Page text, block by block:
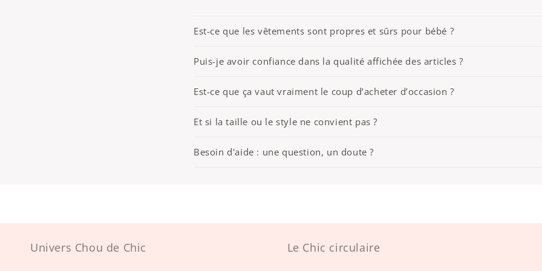
Est-ce que les vêtements sont propres et sûrs pour bébé ?
Puis-je avoir confiance dans la qualité affichée des articles ?
Est-ce que ça vaut vraiment le coup d’acheter d’occasion ?
Et si la taille ou le style ne convient pas ?
Besoin d'aide : une question, un doute ?
Univers Chou de Chic Le Chic circulaire